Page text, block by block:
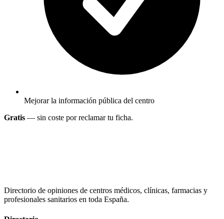
Mejorar la información pública del centro
Gratis — sin coste por reclamar tu ficha.
Directorio de opiniones de centros médicos, clínicas, farmacias y
profesionales sanitarios en toda España.